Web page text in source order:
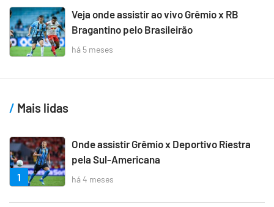
Veja onde assistir ao vivo Grêmio x RB
Bragantino pelo Brasileirão
há 5 meses
Mais lidas
1
Onde assistir Grêmio x Deportivo Riestra
pela Sul-Americana
há 4 meses